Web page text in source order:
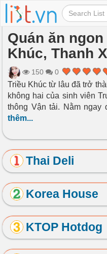
Quán ăn
Khúc, Thanh
150 0
Triều Khúc từ lâu đã trở
không hai của sinh viên
thông Vận tải. Nằm ngay
thêm...
Thai Deli
Korea House
KTOP Hotdog